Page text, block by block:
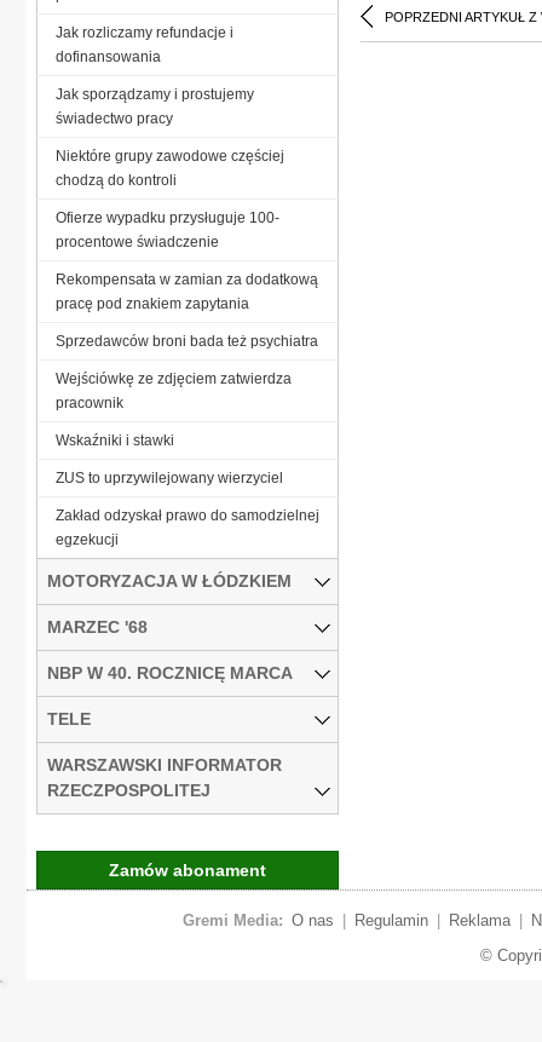
POPRZEDNI ARTYKUŁ Z
Jak rozliczamy refundacje i
dofinansowania
Jak sporządzamy i prostujemy
świadectwo pracy
Niektóre grupy zawodowe częściej
chodzą do kontroli
Ofierze wypadku przysługuje 100-
procentowe świadczenie
Rekompensata w zamian za dodatkową
pracę pod znakiem zapytania
Sprzedawców broni bada też psychiatra
Wejściówkę ze zdjęciem zatwierdza
pracownik
Wskaźniki i stawki
ZUS to uprzywilejowany wierzyciel
Zakład odzyskał prawo do samodzielnej
egzekucji
MOTORYZACJA W ŁÓDZKIEM
MARZEC '68
NBP W 40. ROCZNICĘ MARCA
TELE
WARSZAWSKI INFORMATOR
RZECZPOSPOLITEJ
Zamów abonament
Gremi Media: O nas Regulamin Reklama
©